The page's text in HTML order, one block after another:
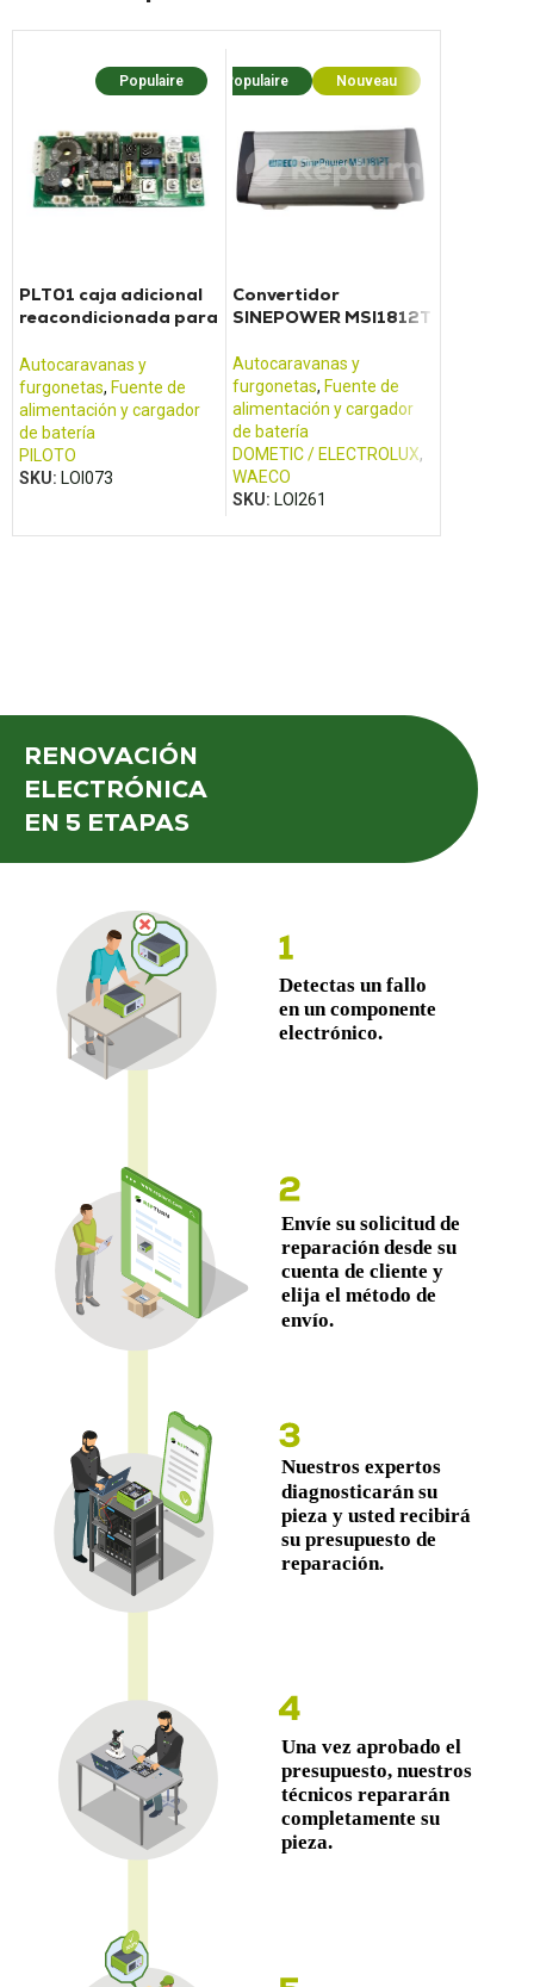
Populaire
PLT01 caja adicional
reacondicionada para
Autocaravanas y
furgonetas, Fuente de
alimentación y cargador
de batería
PILOTO
SKU: LOI073
Populaire Nouveau
Convertidor
SINEPOWER MSI1812T
Autocaravanas y
furgonetas, Fuente de
alimentación y cargador
de batería
DOMETIC / ELECTROLUX,
WAECO
SKU: LOI261
RENOVACIÓN
ELECTRÓNICA
EN 5 ETAPAS